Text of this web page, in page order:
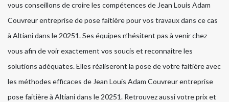
vous conseillons de croire les compétences de Jean Louis Adam
Couvreur entreprise de pose faitière pour vos travaux dans ce cas
à Altiani dans le 20251. Ses équipes n’hésitent pas à venir chez
vous afin de voir exactement vos soucis et reconnaitre les
solutions adéquates. Elles réaliseront la pose de votre faitière avec
les méthodes efficaces de Jean Louis Adam Couvreur entreprise
pose faitière à Altiani dans le 20251. Retrouvez aussi votre prix et